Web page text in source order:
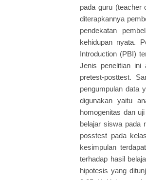
pada guru (teacher
diterapkannya
pendekatan
kehidupan nyata.
Introduction (PBI)
Jenis penelitian ini
pretest-posttest.
pengumpulan data
digunakan yaitu
homogenitas dan
belajar siswa pada
posstest pada
kesimpulan
terhadap hasil
hipotesis yang